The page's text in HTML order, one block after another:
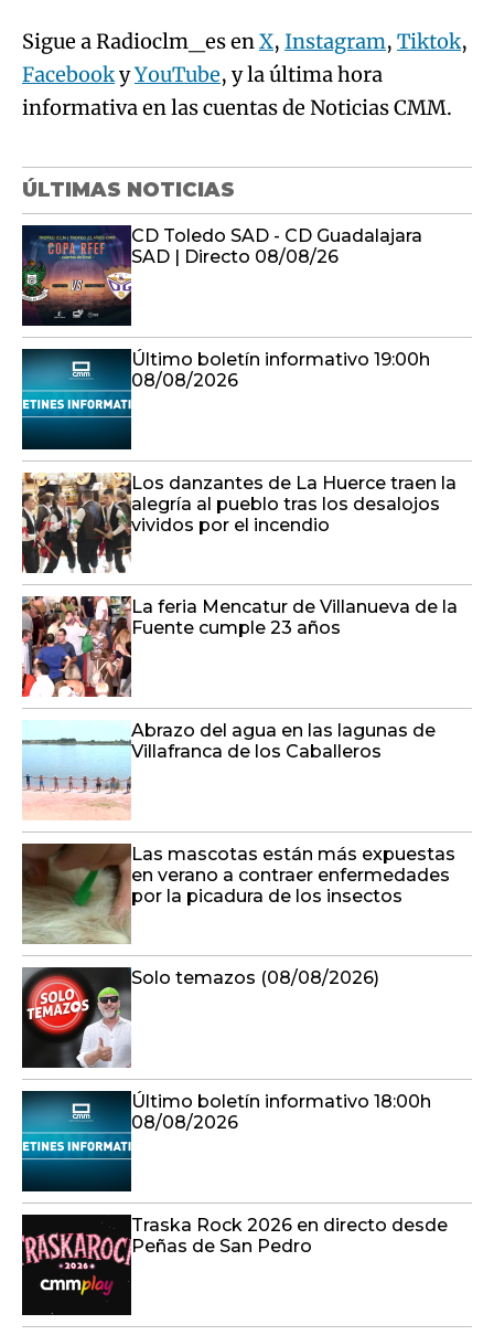
Sigue a Radioclm_es enX, Instagram, Tiktok,
FacebookyYouTube, y la última hora
informativa en las cuentas de Noticias CMM.
ÚLTIMAS NOTICIAS
CD Toledo SAD - CD Guadalajara
SAD | Directo 08/08/26
Último boletín informativo 19:00h
08/08/2026
Los danzantes de La Huerce traen la
alegría al pueblo tras los desalojos
vividos por el incendio
La feria Mencatur de Villanueva de la
Fuente cumple 23 años
Abrazo del agua en las lagunas de
Villafranca de los Caballeros
Las mascotas están más expuestas
en verano a contraer enfermedades
por la picadura de los insectos
Solo temazos (08/08/2026)
Último boletín informativo 18:00h
08/08/2026
Traska Rock 2026 en directo desde
Peñas de San Pedro